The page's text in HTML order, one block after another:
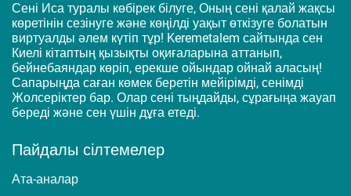
Сені Иса туралы көбірек білуге, Оның сені қалай жақсы
көретінін сезінуге және көңілді уақыт өткізуге болатын
виртуалды әлем күтіп тұр! Keremetalem сайтында сен
Киелі кітаптың қызықты оқиғаларына аттанып,
бейнебаяндар көріп, ерекше ойындар ойнай аласың!
Сапарыңда саған көмек беретін мейірімді, сенімді
Жолсеріктер бар. Олар сені тыңдайды, сұрағыңа жауап
береді және сен үшін дұға етеді.
Пайдалы сілтемелер
Ата-аналар